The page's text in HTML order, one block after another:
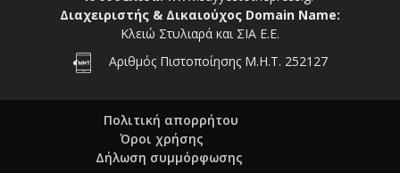
Διαχειριστής & Δικαιούχος Domain Name:
Κλειώ Στυλιαρά και ΣΙΑ Ε.Ε.
Αριθμός Πιστοποίησης Μ.Η.Τ. 252127
Πολιτική απορρήτου
Όροι χρήσης
Δήλωση συμμόρφωσης